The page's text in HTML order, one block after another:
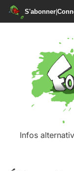
S'abonner|
Infos